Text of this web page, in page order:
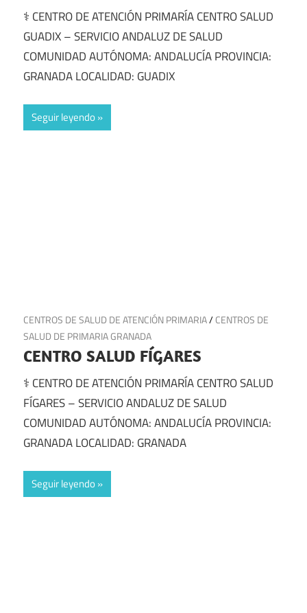
⚕️ CENTRO DE ATENCIÓN PRIMARÍA CENTRO SALUD
GUADIX – SERVICIO ANDALUZ DE SALUD
COMUNIDAD AUTÓNOMA: ANDALUCÍA PROVINCIA:
GRANADA LOCALIDAD: GUADIX
Seguir leyendo
12 de julio de 2025
CENTROS DE SALUD DE ATENCIÓN PRIMARIA/CENTROS DE
SALUD DE PRIMARIA GRANADA
CENTRO SALUD FÍGARES
⚕️ CENTRO DE ATENCIÓN PRIMARÍA CENTRO SALUD
FÍGARES – SERVICIO ANDALUZ DE SALUD
COMUNIDAD AUTÓNOMA: ANDALUCÍA PROVINCIA:
GRANADA LOCALIDAD: GRANADA
Seguir leyendo